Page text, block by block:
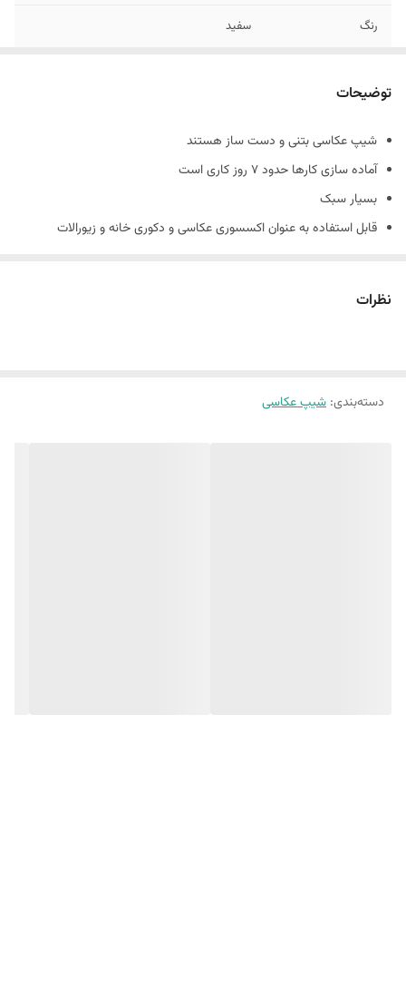
رنگ سفید
توضیحات
شیپ عکاسی بتنی و دست ساز هستند
آماده سازی کارها حدود 7 روز کاری است
بسیار سبک
قابل استفاده به عنوان اکسسوری عکاسی و دکوری خانه و زیورالات
نظرات
دسته‌بندی: شیپ عکاسی